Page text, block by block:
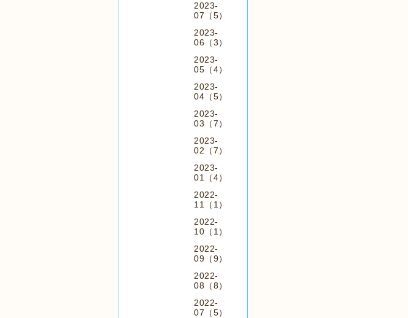
2023-
07（5）
2023-
06（3）
2023-
05（4）
2023-
04（5）
2023-
03（7）
2023-
02（7）
2023-
01（4）
2022-
11（1）
2022-
10（1）
2022-
09（9）
2022-
08（8）
2022-
07（5）